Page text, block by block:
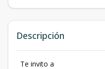
Descripción
Te invito a